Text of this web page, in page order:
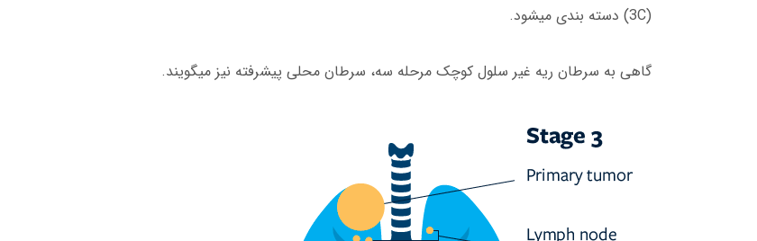
(3C) دسته بندی میشود.
گاهی به سرطان ریه غیر سلول کوچک مرحله سه، سرطان محلی پیشرفته نیز میگویند.